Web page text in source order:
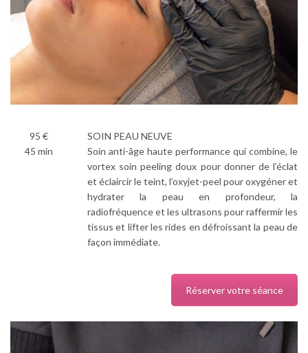
95 €
45 min
SOIN PEAU NEUVE
Soin anti-âge haute performance qui combine, le
vortex soin peeling doux pour donner de l’éclat
et éclaircir le teint, l’oxyjet-peel pour oxygéner et
hydrater la peau en profondeur, la
radiofréquence et les ultrasons pour raffermir les
tissus et lifter les rides en défroissant la peau de
façon immédiate.
Réserver votre séance